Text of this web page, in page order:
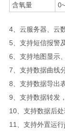
含氧量
4、云服务器、云
5、支持短信报警
6、支持地图显示
7、支持数据曲线
8、支持数据导出
9、支持数据转发
10、支持数据后
11、支持外置运